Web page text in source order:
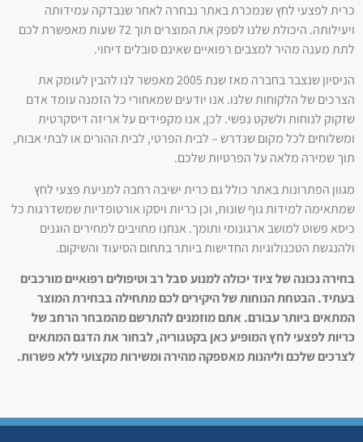
כרית לפצעי לחץ שנמכרת באתר נבחרה לאחר שנבדקה עמידותה
ויעילותה. היכולת שלנו לספק את המוצרים תוך 72 שעות מאפשרת לכם
לתת מענה מהיר למצבים רפואיים שאינם סובלים דיחוי.
הניסיון שנצבר בחברה מאז שנת 2005 מאפשר לנו להבין לעומק את
הצרכים של הלקוחות שלנו. אנו יודעים שמאחורי כל הזמנה עומד אדם
שזקוק לנוחות ולשקט נפשי. לכן, אנו מקפידים על אריזה דיסקרטית
ומשלוחים לכל מקום שנדרש – לבית הפרטי, לבית ההורים או לבתי אבות,
תוך שמירה מלאה על הפרטיות שלכם.
מגוון הפתרונות באתר כולל גם כרית ישיבה רחבה למניעת פצעי לחץ
שמתאימה למידות גוף שונות, וכן כריות ויסקו אורטופדיות שמשדרגות כל
כיסא פשוט למושב ארגונומי ותומך. אנחנו מחויבים למחירים הוגנים
ולהנגשת הטכנולוגיות החדישות ביותר בתחום הסיעוד והשיקום.
בחירה נכונה של ציוד יכולה למנוע סבל רב וטיפולים רפואיים מורכבים
בעתיד. הבטחת הנוחות של היקירים לכם מתחילה בבחירת המוצר
המתאים ביותר עבורם. אתם מוזמנים להתרשם מהמבחר הרחב של
כריות לפצעי לחץ המופיע כאן בקטגוריה, לבחור את הדגם המתאים
לצרכים שלכם וליהנות מאספקה מהירה ומשירות מקצועי ללא פשרות.